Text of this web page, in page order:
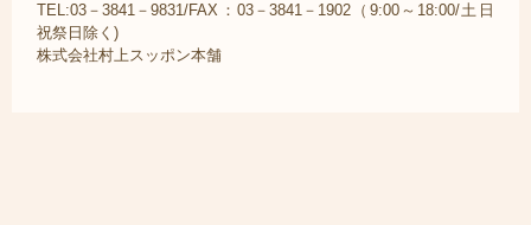
TEL:03－3841－9831/FAX：03－3841－1902（9:00～18:00/土日
祝祭日除く)
株式会社村上スッポン本舗